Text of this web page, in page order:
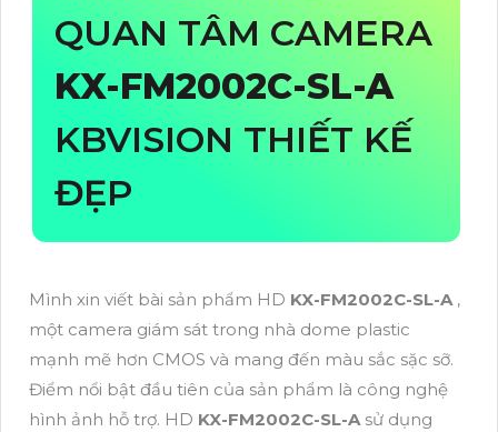
QUAN TÂM CAMERA
KX-FM2002C-SL-A
KBVISION THIẾT KẾ
ĐẸP
Mình xin viết bài sản phẩm HD KX-FM2002C-SL-A ,
một camera giám sát trong nhà dome plastic
mạnh mẽ hơn CMOS và mang đến màu sắc sặc sỡ.
Điểm nổi bật đầu tiên của sản phẩm là công nghệ
hình ảnh hỗ trợ. HD KX-FM2002C-SL-A sử dụng